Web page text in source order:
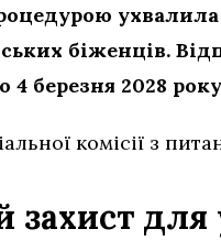
біженців.
березня 2028
комісії з
для